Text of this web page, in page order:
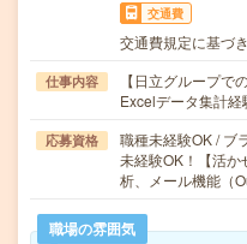
交通費
交通費規定に基づ
仕事内容
【日立グループで
Excelデータ集計
応募資格
職種未経験OK / ブ
未経験OK！【活
析、メール機能（
職場の雰囲気